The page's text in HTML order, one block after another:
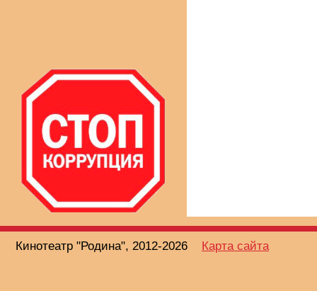
Кинотеатр "Родина", 2012-2026 Карта сайта